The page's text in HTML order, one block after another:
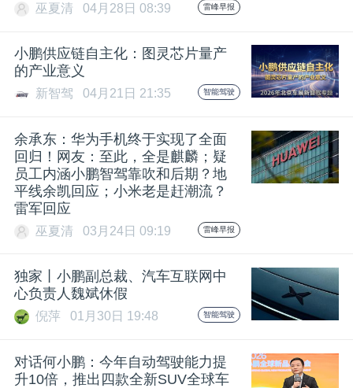
巫夏清 04月28日 08:39 雷峰早报
小鹏供应链自主化：图灵芯片量产
的产业意义
新智驾 04月21日 21:35 智能驾驶
余承东：华为手机终于实现了全面
回归！网友：至此，全是麒麟；疑
员工内涵小鹏智驾靠吹和后期？地
平线余凯回应；小米老是赶潮流？
雷军回应
巫夏清 03月24日 09:19 雷峰早报
独家丨小鹏副总裁、汽车互联网中
心负责人魏斌休假
倪萍 01月30日 19:48 智能驾驶
对话何小鹏：今年自动驾驶能力提
升10倍，推出四款全新SUV全球车